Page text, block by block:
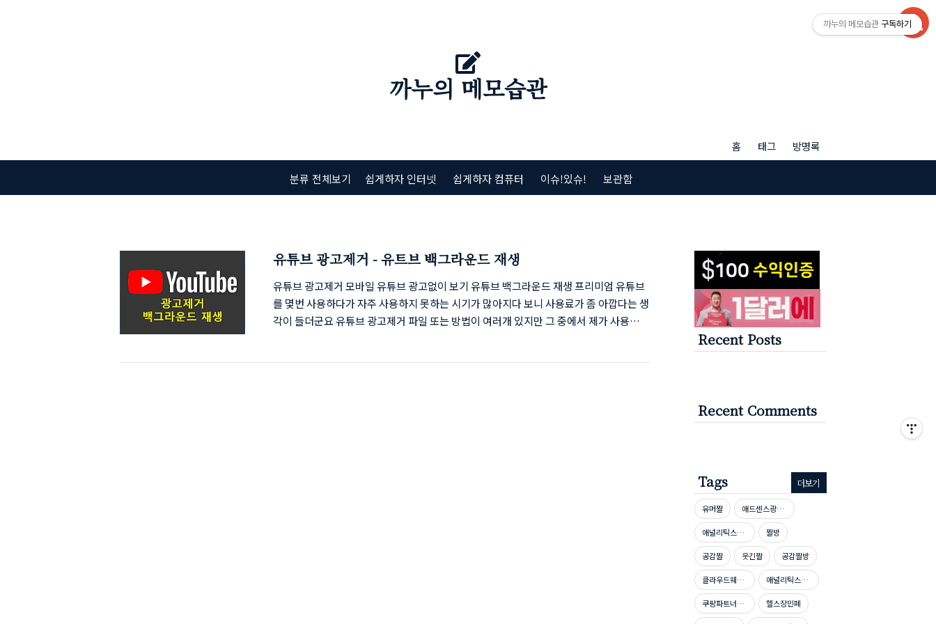
까누의 메모습관
홈 태그 방명록
분류 전체보기 쉽게하자 인터넷 쉽게하자 컴퓨터 이슈!있슈! 보관함
Recent Posts
Recent Comments
Tags 더보기
유머짤 애드센스광고단가높이기
애널리틱스자격증 짤방
공감짤 웃긴짤 공감짤방
클라우드웨이즈호스팅 애널리틱스자격증시험문제
쿠팡파트너스신청방법 헬스장민폐
유튜브 광고제거 - 유트브 백그라운드 재생
유튜브 광고제거 모바일 유튜브 광고없이 보기 유튜브 백그라운드 재생 프리미엄 유튜브
를 몇번 사용하다가 자주 사용하지 못하는 시기가 많아지다 보니 사용료가 좀 아깝다는 생
각이 들더군요 유튜브 광고제거 파일 또는 방법이 여러개 있지만 그 중에서 제가 사용하는
까누의 메모습관 구독하기